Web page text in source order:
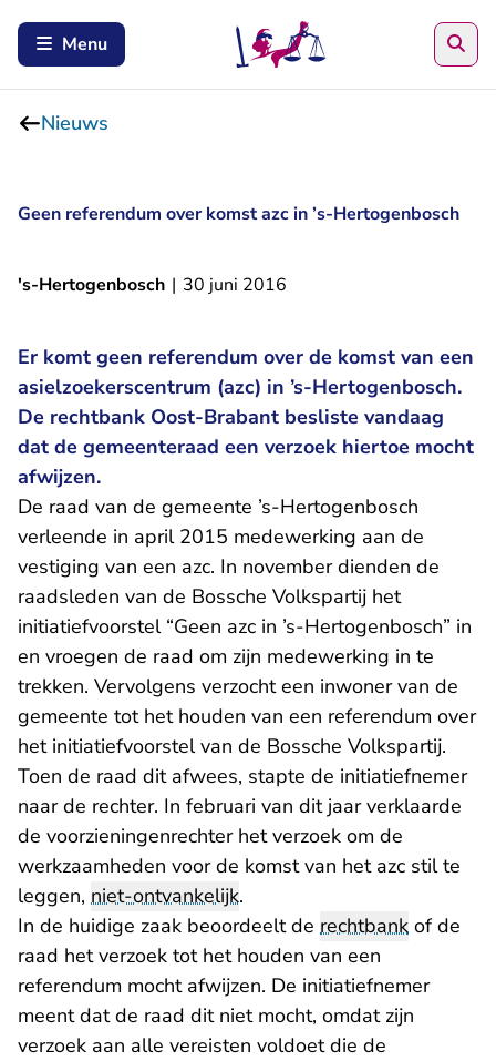
Menu
Nieuws
Geen referendum over komst azc in ’s-Hertogenbosch
's-Hertogenbosch | 30 juni 2016
Er komt geen referendum over de komst van een
asielzoekerscentrum (azc) in ’s-Hertogenbosch.
De rechtbank Oost-Brabant besliste vandaag
dat de gemeenteraad een verzoek hiertoe mocht
afwijzen.
De raad van de gemeente ’s-Hertogenbosch
verleende in april 2015 medewerking aan de
vestiging van een azc. In november dienden de
raadsleden van de Bossche Volkspartij het
initiatiefvoorstel “Geen azc in ’s-Hertogenbosch” in
en vroegen de raad om zijn medewerking in te
trekken. Vervolgens verzocht een inwoner van de
gemeente tot het houden van een referendum over
het initiatiefvoorstel van de Bossche Volkspartij.
Toen de raad dit afwees, stapte de initiatiefnemer
naar de rechter. In februari van dit jaar verklaarde
de voorzieningenrechterhet verzoek om de
werkzaamheden voor de komst van het azc stil te
leggen, niet-ontvankelijk.
In de huidige zaak beoordeelt de rechtbank of de
raad het verzoek tot het houden van een
referendum mocht afwijzen. De initiatiefnemer
meent dat de raad dit niet mocht, omdat zijn
verzoek aan alle vereisten voldoet die de